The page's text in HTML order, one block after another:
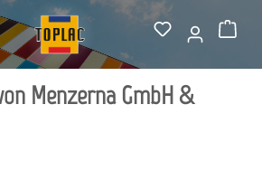
GmbH & Co. KG
Menzerna GmbH &